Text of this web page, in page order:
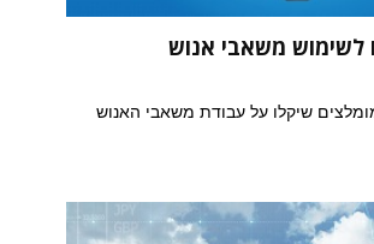
לשימוש משאבי אנוש
שיקלו על עבודת משאבי האנוש